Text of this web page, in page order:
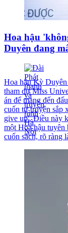
Hoa hậu
Duyên đang
Hoa hậu Kỳ
tham dự Miss
án để mang đến
cuốn tự truyện sắp
give up'. Điều này
một Hoa hậu tuyên
cuốn sách, rõ ràng